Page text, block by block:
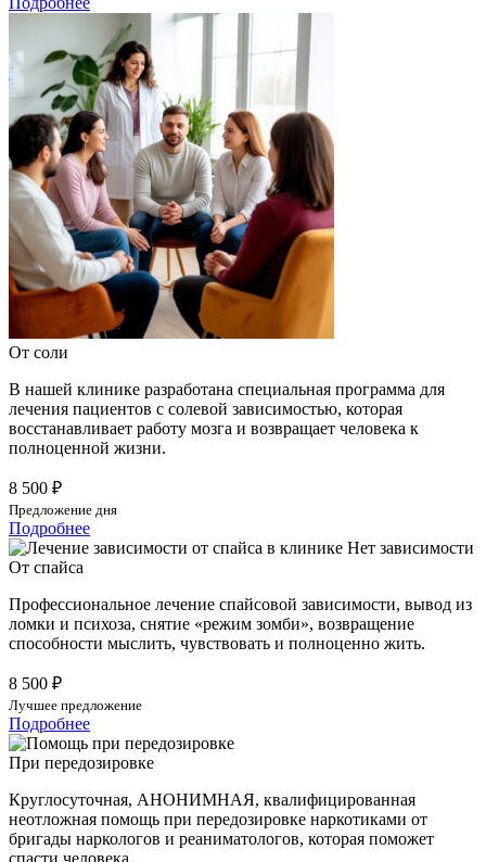
От соли
В нашей клинике разработана специальная программа для
лечения пациентов с солевой зависимостью, которая
восстанавливает работу мозга и возвращает человека к
полноценной жизни.
8 500 ₽
Предложение дня
Подробнее
От спайса
Профессиональное лечение спайсовой зависимости, вывод из
ломки и психоза, снятие «режим зомби», возвращение
способности мыслить, чувствовать и полноценно жить.
8 500 ₽
Лучшее предложение
Подробнее
При передозировке
Круглосуточная, АНОНИМНАЯ, квалифицированная
неотложная помощь при передозировке наркотиками от
бригады наркологов и реаниматологов, которая поможет
спасти человека.